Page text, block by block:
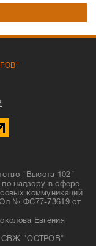
"Высота 102"
по надзору в сфере
коммуникаций
Эл № ФС77-73619 от
Евгения
"СВЖ "ОСТРОВ"